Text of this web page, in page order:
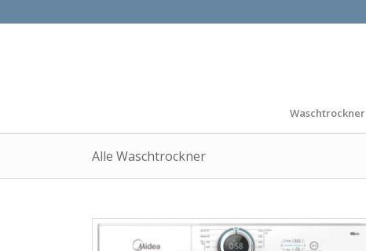
Waschtrockner
Alle Waschtrockner